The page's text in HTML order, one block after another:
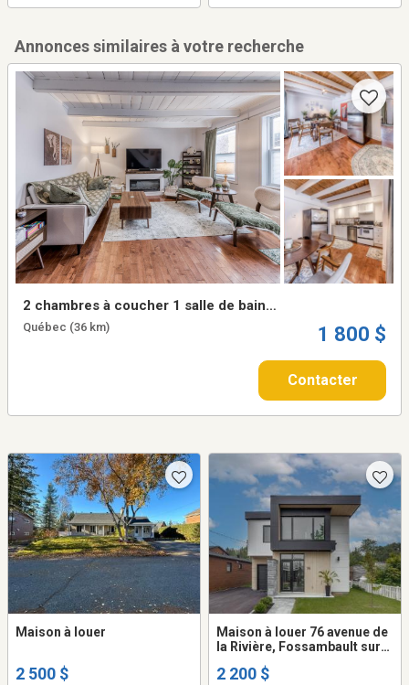
Annonces similaires à votre recherche
1 800 $
Contacter
2 chambres à coucher 1 salle de bain
Maison en rangée
Québec (36 km)
Maison à louer
2 500 $
Maison à louer 76 avenue de
la Rivière, Fossambault sur
2 200 $